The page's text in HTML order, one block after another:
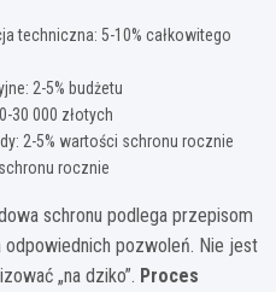
techniczna: 5-10% całkowitego
2-5% budżetu
30 000 złotych
2-5% wartości schronu rocznie
rocznie
schronu podlega przepisom
odpowiednich pozwoleń. Nie jest
„na dziko”. Proces